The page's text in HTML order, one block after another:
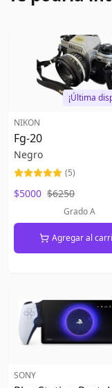
¡Última
NIKON
Fg-20
Negro
(5)
$5000 $6250
Grado A
Agregar al
SONY